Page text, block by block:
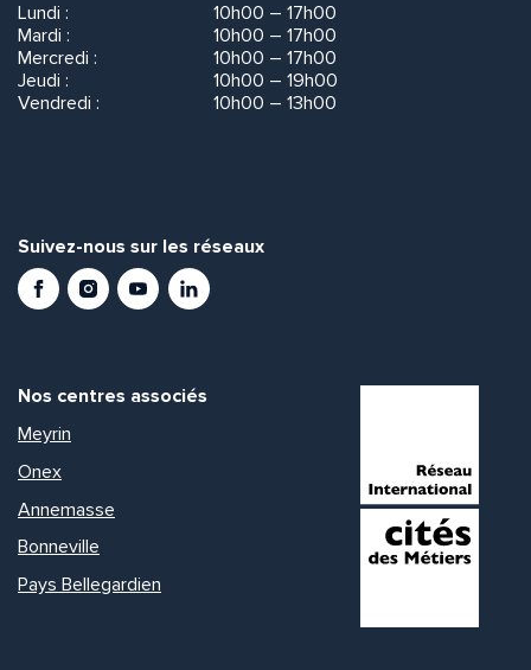
Lundi :
10h00 – 17h00
Mardi :
10h00 – 17h00
Mercredi :
10h00 – 17h00
Jeudi :
10h00 – 19h00
Vendredi :
10h00 – 13h00
Suivez-nous sur les réseaux
FacebookInstagramYoutubeLinkedIn
Nos centres associés
Meyrin
Onex
Annemasse
Bonneville
Pays Bellegardien